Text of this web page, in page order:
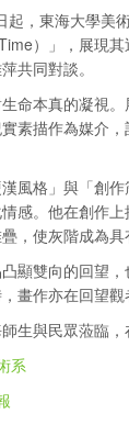
起，東海大學美
Time）」，展現
共同對談。
命本真的凝視
素描作為媒介
風格」與「創
感。他在創作
，使灰階成為具
顯雙向的回望
畫作亦在回望觀
生與民眾蒞臨
系